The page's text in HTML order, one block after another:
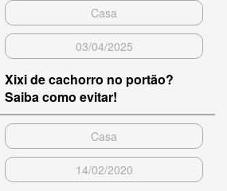
Casa
03/04/2025
Xixi de cachorro no portão?
Saiba como evitar!
Casa
14/02/2020